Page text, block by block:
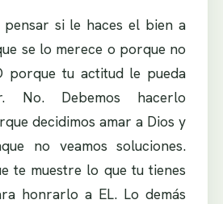
si le haces el bien a
se lo merece o porque no
porque tu actitud le pueda
No. Debemos hacerlo
decidimos amar a Dios y
no veamos soluciones.
te muestre lo que tu tienes
honrarlo a EL. Lo demás